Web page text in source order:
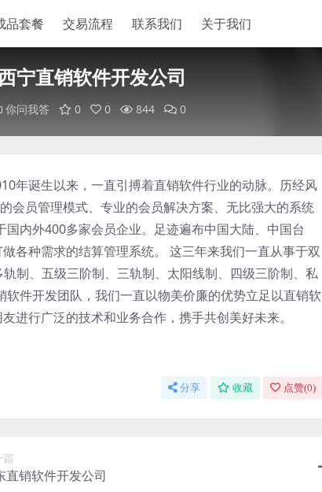
品套餐 交易流程 联系我们 关于我们
宁直销软件开发公司
你问我答 0 0 844 0
年诞生以来，一直引搏着直销软件行业的动脉。历经风
会员管理模式、专业的会员解决方案、无比强大的系统
内外400多家会员企业。足迹遍布中国大陆、中国台
各种需求的结算管理系统。 这三年来我们一直从事于双
制、五级三阶制、三轨制、太阳线制、四级三阶制、私
件开发团队，我们一直以物美价廉的优势立足以直销软
进行广泛的技术和业务合作，携手共创美好未来。
分享 收藏 点赞(0)
篇
直销软件开发公司